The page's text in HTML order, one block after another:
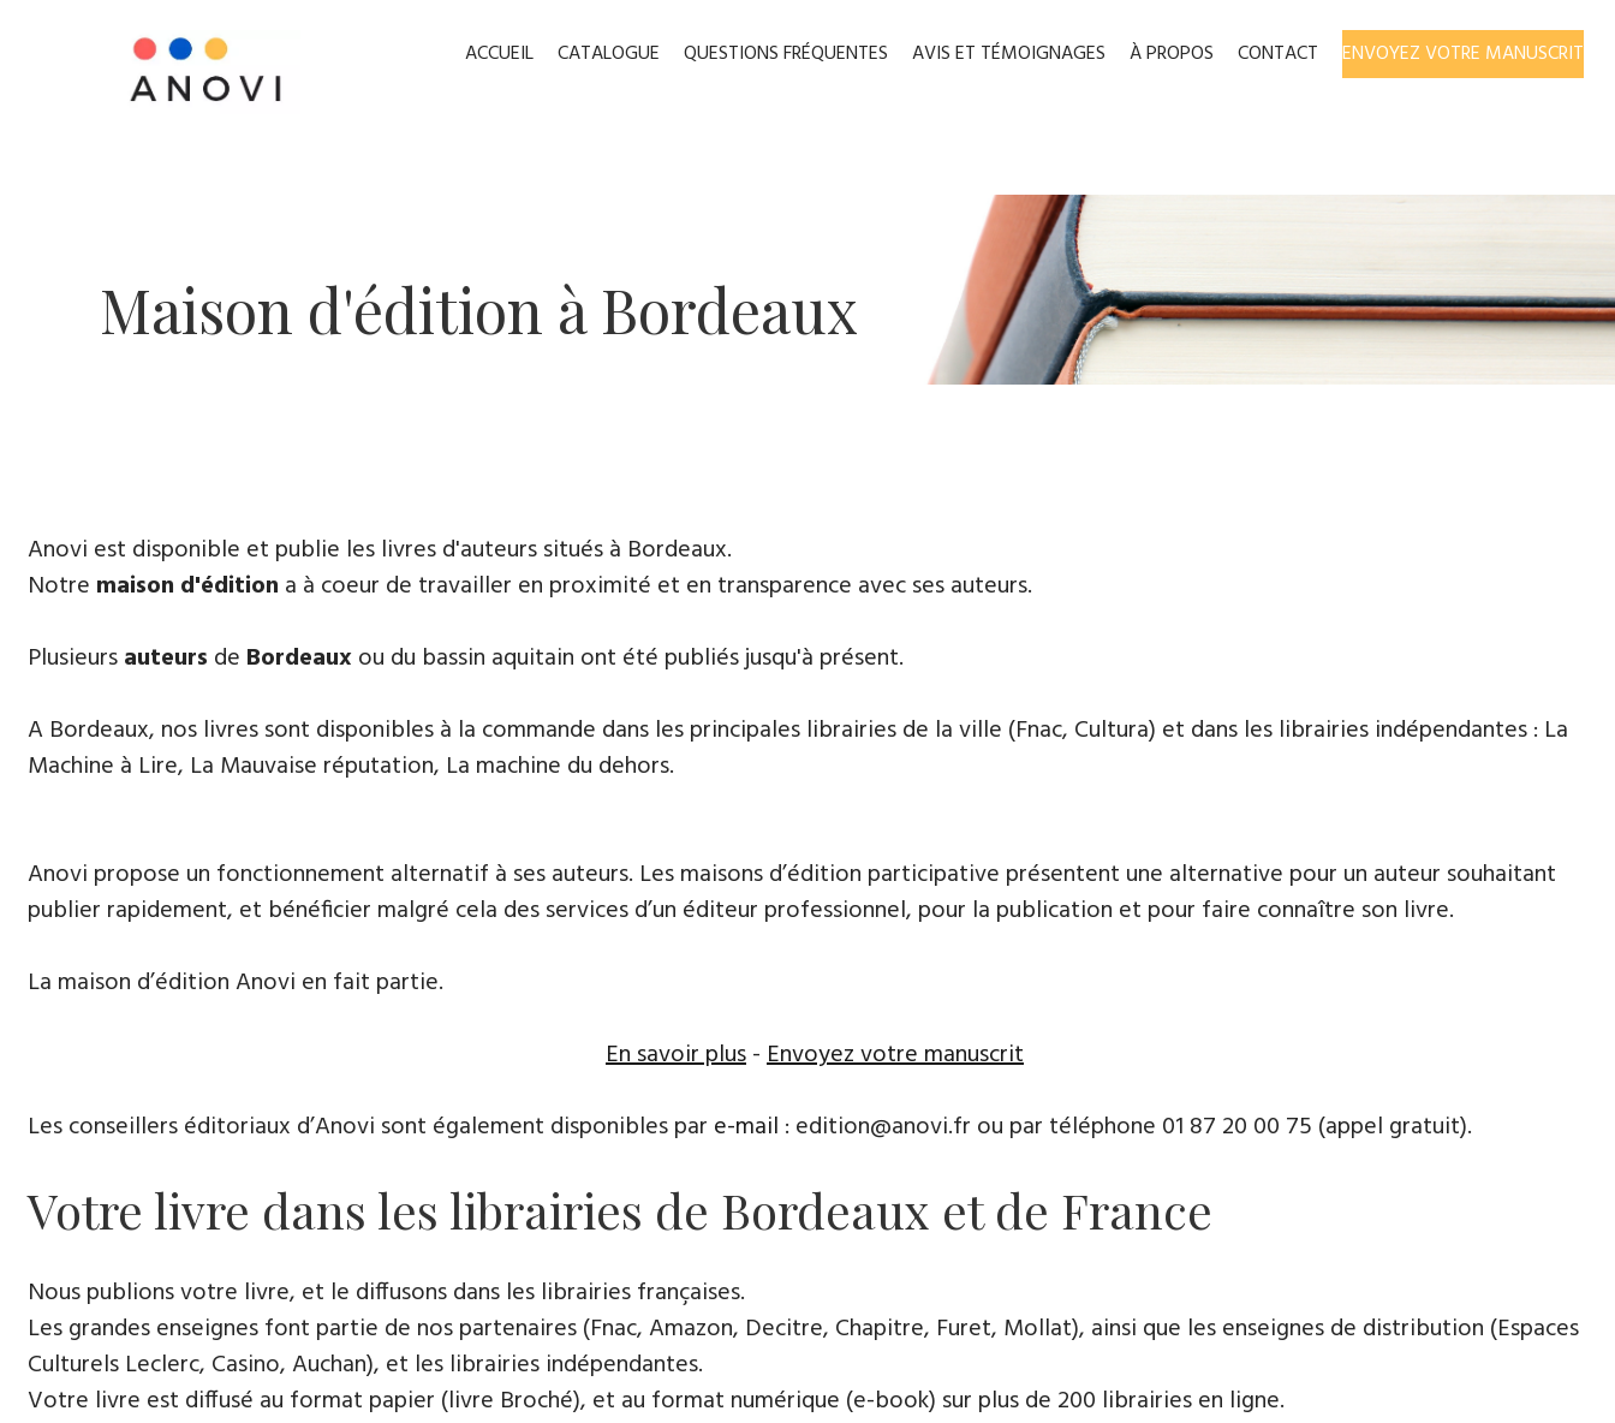
ACCUEIL CATALOGUE QUESTIONS FRÉQUENTES AVIS ET TÉMOIGNAGES À PROPOS CONTACT ENVOYEZ VOTRE MANUSCRIT
​Maison d'édition à B​ordeaux
​Anovi est disponible et publie les livres d'auteurs situés à Bordeaux.
Notre maison d'édition a à coeur de travailler en proximité et en transparence avec ses auteurs.
Plusieursauteurs de Bordeauxou du bassin aquitain ont été publiés jusqu'à présent.
A Bordeaux, nos livres sont disponibles à la commande dans les principales librairies de la ville (Fnac, Cultura) et dans les librairies indépendantes : La
Machine à Lire, La Mauvaise réputation, La machine du dehors.
Anovi propose un fonctionnement alternatif à ses auteurs. Les maisons d’édition participative présentent une alternative pour un auteur souhaitant
publier rapidement, et bénéficier malgré cela des services d’un éditeur professionnel, pour la publication et pour faire connaître son livre.
La maison d’édition Anovi en fait partie.
En savoir plus-Envoyez votre manuscrit
Les conseillers éditoriaux d’Anovi sont également disponibles par e-mail : edition@anovi.fr ou par téléphone ​​0​1 87 20 00 75 (appel gratuit).
Votre livre dans les librairies de Bordeaux et de France
Nous publions votre livre, et le diffusons dans les librairies françaises​.
Les grandes enseignes font partie de nos partenaires (Fnac, Amazon, Decitre, Chapitre, Furet, Mollat), ainsi que les enseignes de distribution (Espaces
Culturels Leclerc, Casino, Auchan), et les librairies indépendantes.
Votre livre est diffusé au format papier (livre Broché), et au format numérique (e-book) sur plus de 200 librairies en ligne.